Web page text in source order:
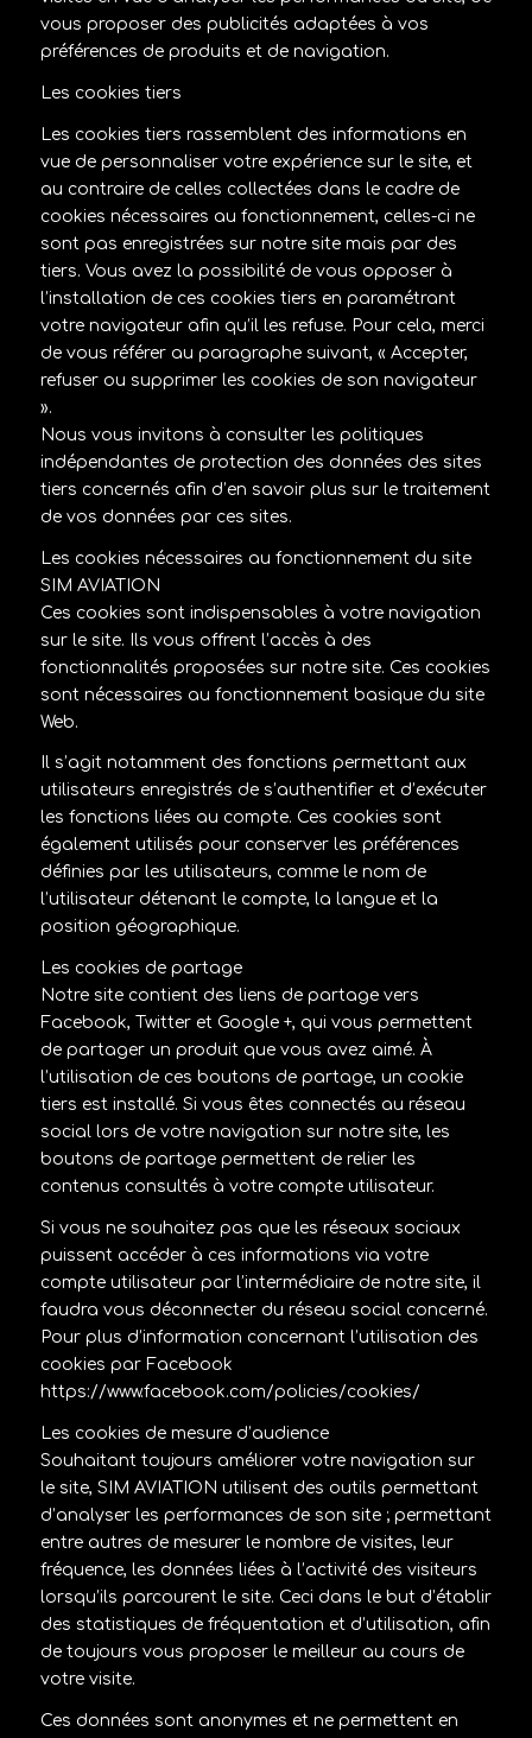
vous proposer des publicités adaptées à vos
préférences de produits et de navigation.
Les cookies tiers
Les cookies tiers rassemblent des informations en
vue de personnaliser votre expérience sur le site, et
au contraire de celles collectées dans le cadre de
cookies nécessaires au fonctionnement, celles-ci ne
sont pas enregistrées sur notre site mais par des
tiers. Vous avez la possibilité de vous opposer à
l’installation de ces cookies tiers en paramétrant
votre navigateur afin qu’il les refuse. Pour cela, merci
de vous référer au paragraphe suivant, « Accepter,
refuser ou supprimer les cookies de son navigateur
».
Nous vous invitons à consulter les politiques
indépendantes de protection des données des sites
tiers concernés afin d’en savoir plus sur le traitement
de vos données par ces sites.
Les cookies nécessaires au fonctionnement du site
SIM AVIATION
Ces cookies sont indispensables à votre navigation
sur le site. Ils vous offrent l’accès à des
fonctionnalités proposées sur notre site. Ces cookies
sont nécessaires au fonctionnement basique du site
Web.
Il s’agit notamment des fonctions permettant aux
utilisateurs enregistrés de s’authentifier et d’exécuter
les fonctions liées au compte. Ces cookies sont
également utilisés pour conserver les préférences
définies par les utilisateurs, comme le nom de
l’utilisateur détenant le compte, la langue et la
position géographique.
Les cookies de partage
Notre site contient des liens de partage vers
Facebook, Twitter et Google +, qui vous permettent
de partager un produit que vous avez aimé. À
l’utilisation de ces boutons de partage, un cookie
tiers est installé. Si vous êtes connectés au réseau
social lors de votre navigation sur notre site, les
boutons de partage permettent de relier les
contenus consultés à votre compte utilisateur.
Si vous ne souhaitez pas que les réseaux sociaux
puissent accéder à ces informations via votre
compte utilisateur par l’intermédiaire de notre site, il
faudra vous déconnecter du réseau social concerné.
Pour plus d’information concernant l’utilisation des
cookies par Facebook
https://www.facebook.com/policies/cookies/
Les cookies de mesure d’audience
Souhaitant toujours améliorer votre navigation sur
le site, SIM AVIATION utilisent des outils permettant
d’analyser les performances de son site ; permettant
entre autres de mesurer le nombre de visites, leur
fréquence, les données liées à l’activité des visiteurs
lorsqu’ils parcourent le site. Ceci dans le but d’établir
des statistiques de fréquentation et d’utilisation, afin
de toujours vous proposer le meilleur au cours de
votre visite.
Ces données sont anonymes et ne permettent en